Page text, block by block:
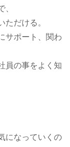
、
だける。
サポート、関わ
員の事をよく知
になっていくの